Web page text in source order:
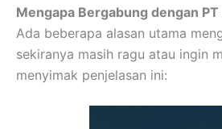
Mengapa Bergabung dengan
Ada beberapa alasan utama
sekiranya masih ragu atau ingin
menyimak penjelasan ini: